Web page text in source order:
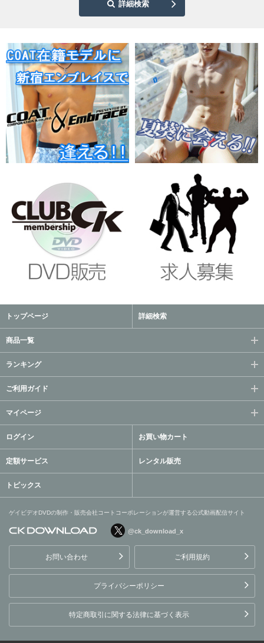
詳細検索
トップページ 詳細検索
商品一覧
ランキング
ご利用ガイド
マイページ
ログイン お買い物カート
定額サービス レンタル販売
トピックス
ゲイビデオDVDの制作・販売会社コートコーポレーションが運営する公式動画配信サイト
ョンが運営する公式動画配
信サイト
@ck_download_x
お問い合わせ ご利用規約
プライバシーポリシー
特定商取引に関する法律に基づく表示